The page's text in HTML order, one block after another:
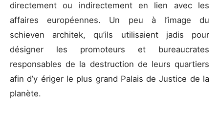
directement ou indirectement en lien avec les
affaires européennes. Un peu à l’image du
schieven architek, qu’ils utilisaient jadis pour
désigner les promoteurs et bureaucrates
responsables de la destruction de leurs quartiers
afin d’y ériger le plus grand Palais de Justice de la
planète.